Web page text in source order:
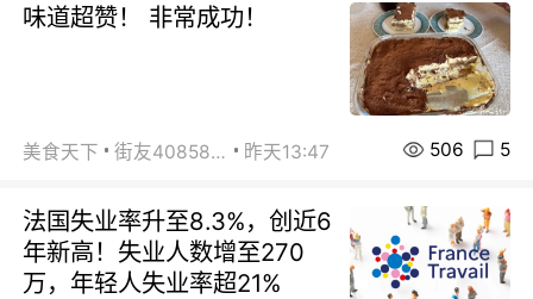
味道超赞！ 非常成功！
美食天下 街友40858442 昨天13:47 506 5
法国失业率升至8.3%，创近6
年新高！失业人数增至270
万，年轻人失业率超21%